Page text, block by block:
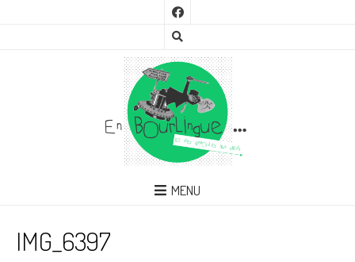
MENU
IMG_6397